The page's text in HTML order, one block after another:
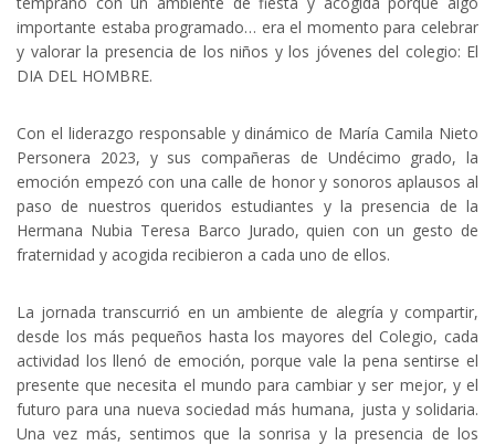
importante estaba programado… era el momento para celebrar
y valorar la presencia de los niños y los jóvenes del colegio: El
DIA DEL HOMBRE.
Con el liderazgo responsable y dinámico de María Camila Nieto
Personera 2023, y sus compañeras de Undécimo grado, la
emoción empezó con una calle de honor y sonoros aplausos al
paso de nuestros queridos estudiantes y la presencia de la
Hermana Nubia Teresa Barco Jurado, quien con un gesto de
fraternidad y acogida recibieron a cada uno de ellos.
La jornada transcurrió en un ambiente de alegría y compartir,
desde los más pequeños hasta los mayores del Colegio, cada
actividad los llenó de emoción, porque vale la pena sentirse el
presente que necesita el mundo para cambiar y ser mejor, y el
futuro para una nueva sociedad más humana, justa y solidaria.
Una vez más, sentimos que la sonrisa y la presencia de los